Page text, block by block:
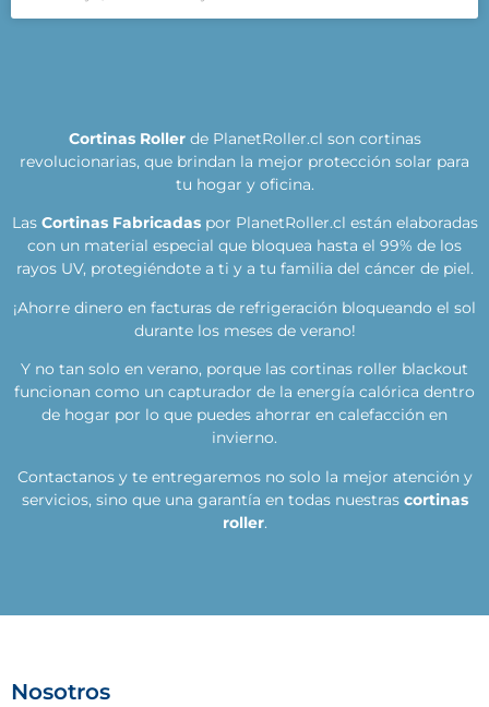
Cortinas Rollerde PlanetRoller.cl son cortinas
revolucionarias, que brindan la mejor protección solar para
tu hogar y oficina.
Las Cortinas Fabricadaspor PlanetRoller.cl están elaboradas
con un material especial que bloquea hasta el 99% de los
rayos UV, protegiéndote a ti y a tu familia del cáncer de piel.
¡Ahorre dinero en facturas de refrigeración bloqueando el sol
durante los meses de verano!
Y no tan solo en verano, porque las cortinas roller blackout
funcionan como un capturador de la energía calórica dentro
de hogar por lo que puedes ahorrar en calefacción en
invierno.
Contactanos y te entregaremos no solo la mejor atención y
servicios, sino que una garantía en todas nuestras cortinas
roller.
Nosotros